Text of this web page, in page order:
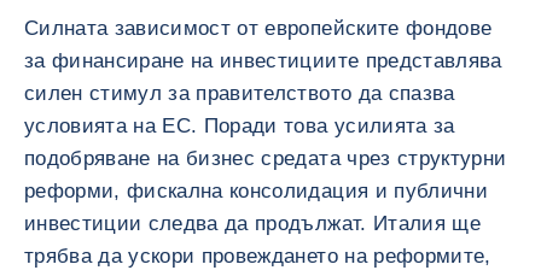
Силната зависимост от европейските фондове
за финансиране на инвестициите представлява
силен стимул за правителството да спазва
условията на ЕС. Поради това усилията за
подобряване на бизнес средата чрез структурни
реформи, фискална консолидация и публични
инвестиции следва да продължат. Италия ще
трябва да ускори провеждането на реформите,